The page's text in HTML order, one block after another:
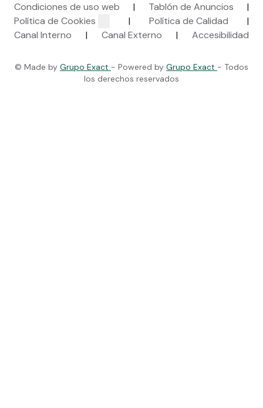
Condiciones de uso web
| Tablón de Anuncios
|
Política de Cookies
| Política de Calidad
|
Canal Interno
| Canal Externo | Accesibilidad
© Made by Grupo Exact - Powered by Grupo Exact - Todos
los derechos reservados